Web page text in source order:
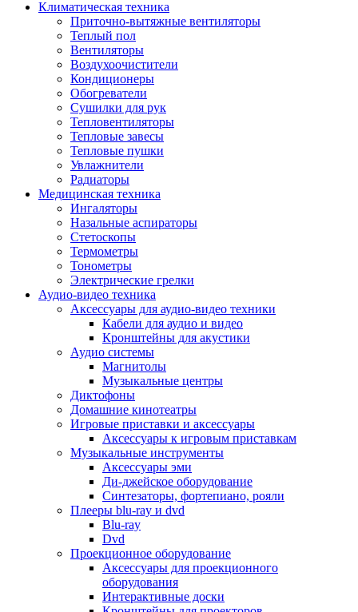
Радиоприемники
Саундбары
Системы и компоненты hi-fi
Компоненты hi-fi
Плееры и аксессуары
Плееры
Фото и видеокамеры
Фотоаппараты
Зеркальные фотоаппараты
Экшн-камеры
Аксессуары для фото- видео техники
Штативы
Чехлы и сумки
Другое
Фоторамки
Аксессуары
Для воздухоочистителей и
Для вытяжек
Для климатической техники
Для кофейного оборудования
Для крупной бытовой техники
Для кухонной техники
Для медицинского оборудования
Для микроволновок
Для пылесосов
Для техники по уходу за одеждой
Для техники по уходу за собой
Для фильтров воды
Дополнительные принадлежности
Телевизоры и аксессуары
Телевизоры
Аксессуары для телевизоров
Комплекты спутникового тв
Кронштейны и подставки для тв
Приставки smart box
Климатическая техника
Приточно-вытяжные вентиляторы
Теплый пол
Вентиляторы
Воздухоочистители
Кондиционеры
Обогреватели
Сушилки для рук
Тепловентиляторы
Тепловые завесы
Тепловые пушки
Увлажнители
Радиаторы
Медицинская техника
Ингаляторы
Назальные аспираторы
Стетоскопы
Термометры
Тонометры
Электрические грелки
Аудио-видео техника
Аксессуары для аудио-видео техники
Кабели для аудио и видео
Кронштейны для акустики
Аудио системы
Магнитолы
Музыкальные центры
Диктофоны
Домашние кинотеатры
Игровые приставки и аксессуары
Аксессуары к игровым приставкам
Музыкальные инструменты
Аксессуары эми
Ди-джейское оборудование
Синтезаторы, фортепиано, рояли
Плееры blu-ray и dvd
Blu-ray
Dvd
Проекционное оборудование
Аксессуары для проекционного
оборудования
Интерактивные доски